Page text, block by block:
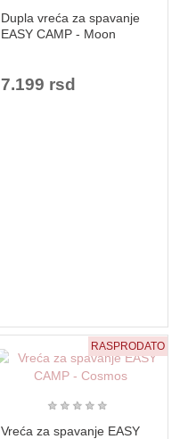
Dupla vreća za spavanje
EASY CAMP - Moon
7.199 rsd
RASPRODATO
★ ★ ★ ★ ★
Vreća za spavanje EASY